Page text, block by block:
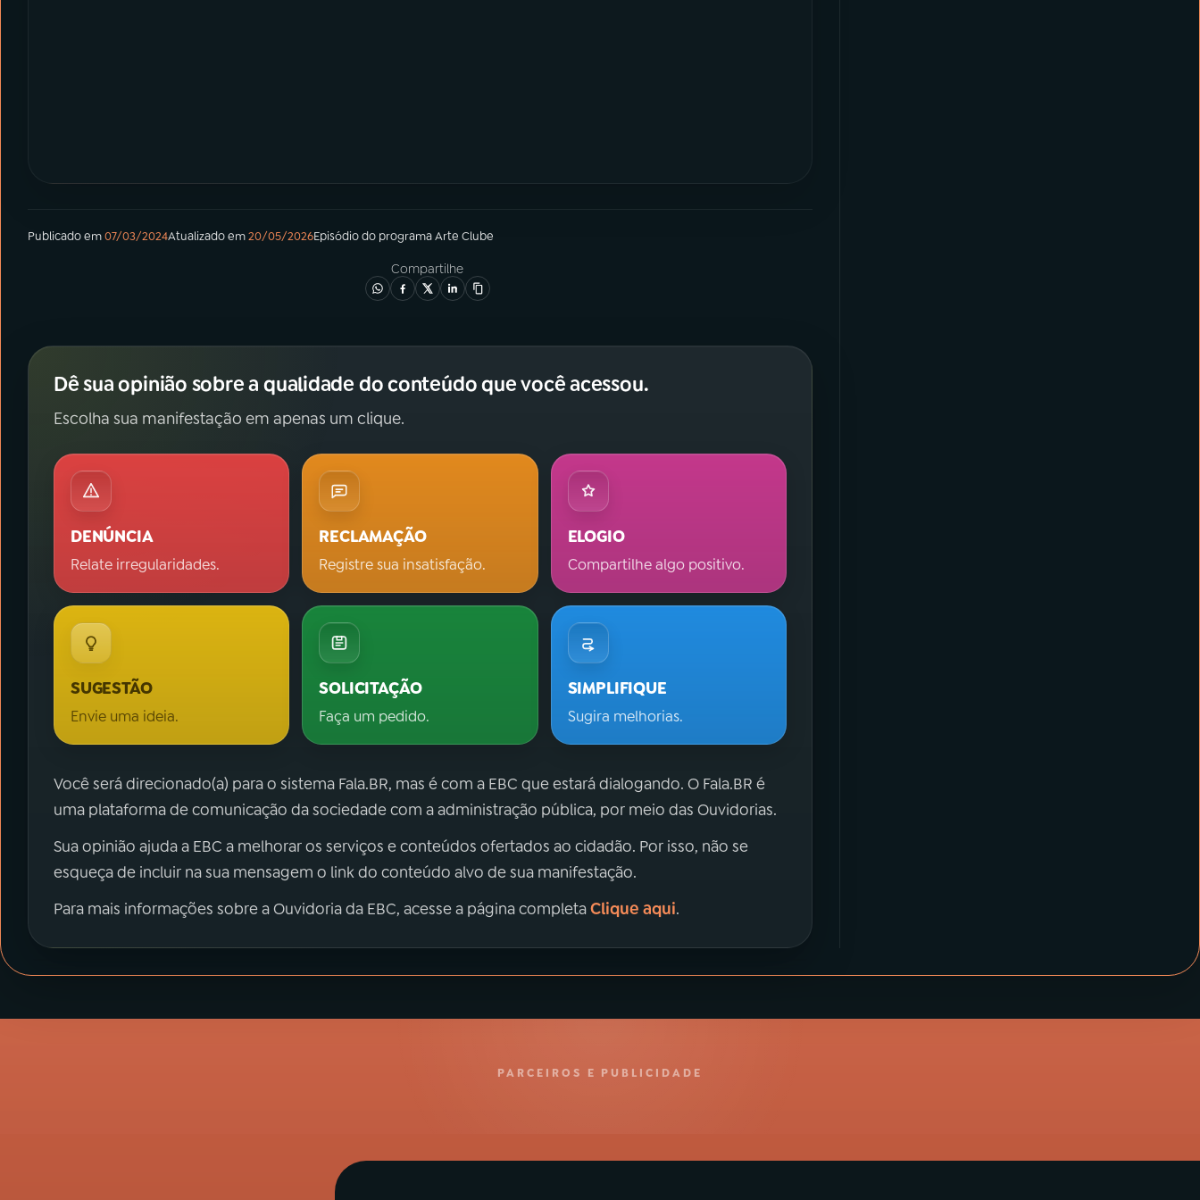
Publicado em07/03/2024Atualizado em20/05/2026Episódiodo programaArte Clube
Compartilhe
Dê sua opinião sobre a qualidade do conteúdo que você acessou.
Escolha sua manifestação em apenas um clique.
DENÚNCIA
Relate irregularidades.
RECLAMAÇÃO
Registre sua insatisfação.
ELOGIO
Compartilhe algo positivo.
SUGESTÃO
Envie uma ideia.
SOLICITAÇÃO
Faça um pedido.
SIMPLIFIQUE
Sugira melhorias.
Você será direcionado(a) para o sistema Fala.BR, mas é com a EBC que estará dialogando. O Fala.BR é
uma plataforma de comunicação da sociedade com a administração pública, por meio das Ouvidorias.
Sua opinião ajuda a EBC a melhorar os serviços e conteúdos ofertados ao cidadão. Por isso, não se
esqueça de incluir na sua mensagem o link do conteúdo alvo de sua manifestação.
Para mais informações sobre a Ouvidoria da EBC, acesse a página completaClique aqui.
PARCEIROS E PUBLICIDADE